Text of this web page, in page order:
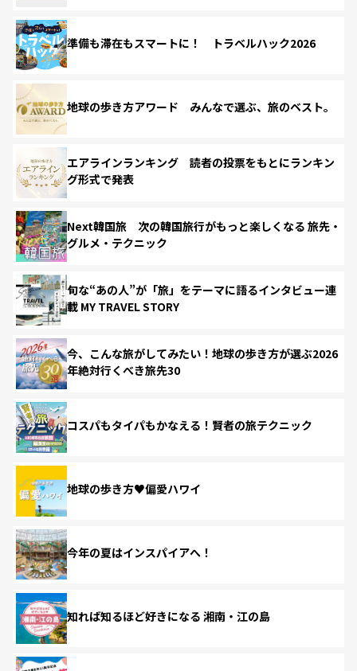
準備も滞在もスマートに！ トラベルハック2026
地球の歩き方アワード みんなで選ぶ、旅のベスト。
エアラインランキング 読者の投票をもとにランキン
グ形式で発表
Next韓国旅 次の韓国旅行がもっと楽しくなる 旅先・
グルメ・テクニック
旬な“あの人”が「旅」をテーマに語るインタビュー連
載 MY TRAVEL STORY
今、こんな旅がしてみたい！地球の歩き方が選ぶ2026
年絶対行くべき旅先30
コスパもタイパもかなえる！賢者の旅テクニック
地球の歩き方♥偏愛ハワイ
今年の夏はインスパイアへ！
知れば知るほど好きになる 湘南・江の島